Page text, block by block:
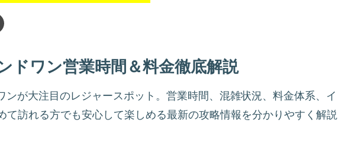
ドワン営業時間＆料金徹底解説
ンが大注目のレジャースポット。営業時間、混雑状況、料金体系、イ
て訪れる方でも安心して楽しめる最新の攻略情報を分かりやすく解説